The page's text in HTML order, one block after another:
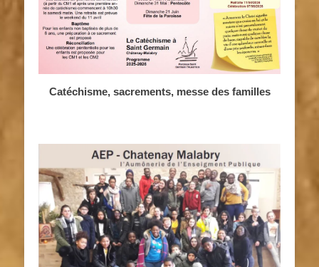
Catéchisme, sacrements, messe des familles